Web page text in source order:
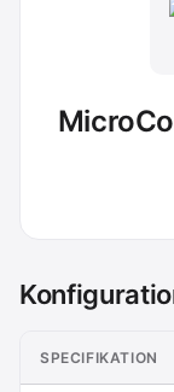
SPECIFIKATION